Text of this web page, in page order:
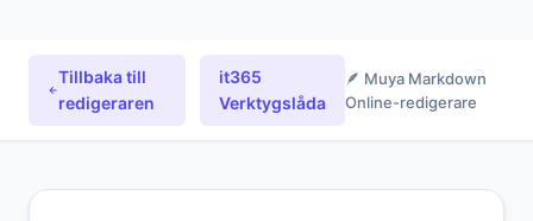
Tillbaka till
redigeraren
it365
Verktygslåda
🪶 Muya Markdown
Online-redigerare